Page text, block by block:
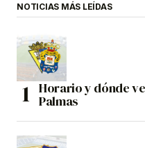
NOTICIAS MÁS LEÍDAS
Horario y dónde
Palmas